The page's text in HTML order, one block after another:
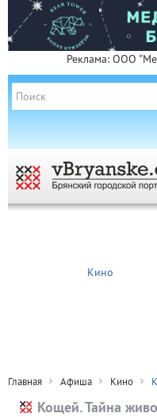
Реклама: ООО
Кино
Главная Афиша Кино
Кощей. Тайна